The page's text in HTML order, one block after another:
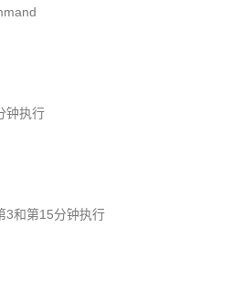
钟执行
3和第15分钟执行